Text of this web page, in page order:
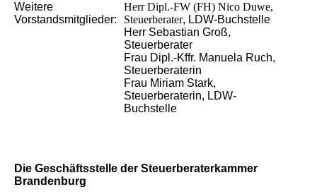
Weitere
Vorstandsmitglieder:
Herr Dipl.-FW (FH) Nico Duwe,
Steuerberater, LDW-Buchstelle
Herr Sebastian Groß,
Steuerberater
Frau Dipl.-Kffr. Manuela Ruch,
Steuerberaterin
Frau Miriam Stark,
Steuerberaterin, LDW-
Buchstelle
Die Geschäftsstelle der Steuerberaterkammer
Brandenburg